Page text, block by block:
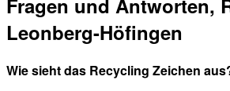
Fragen und Antworten,
Leonberg-Höfingen
Wie sieht das Recycling Zeichen